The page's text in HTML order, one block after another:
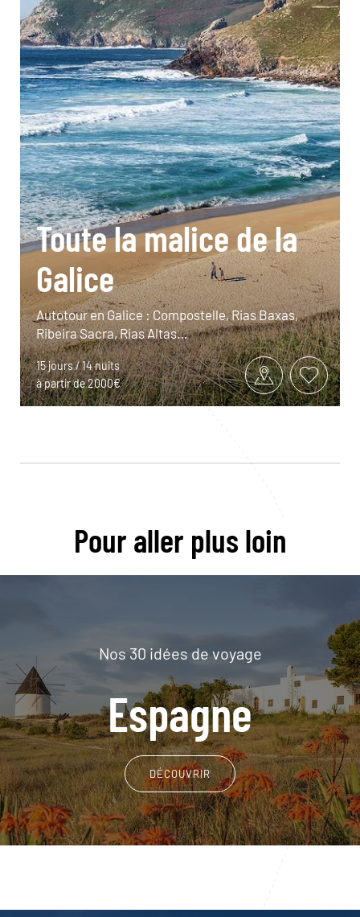
Toute la malice de la
Galice
Autotour en Galice : Compostelle, Rias Baxas,
Ribeira Sacra, Rias Altas…
15 jours / 14 nuits
à partir de 2000€
Pour aller plus loin
Nos 30 idées de voyage
Espagne
DÉCOUVRIR